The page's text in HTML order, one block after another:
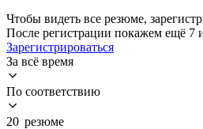
Чтобы видеть все резюме,
После регистрации покажем ещё 7
Зарегистрироваться
За всё время
По соответствию
20 резюме